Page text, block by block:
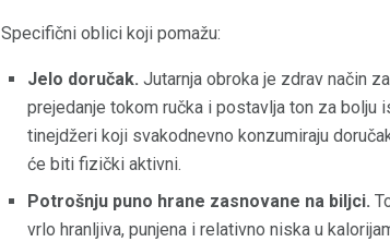
Specifični oblici koji pomažu:
Jelo doručak. Jutarnja obroka je zdrav način
prejedanje tokom ručka i postavlja ton za bolju
tinejdžeri koji svakodnevno konzumiraju
će biti fizički aktivni.
Potrošnju puno hrane zasnovane na biljci.
vrlo hranljiva, punjena i relativno niska u